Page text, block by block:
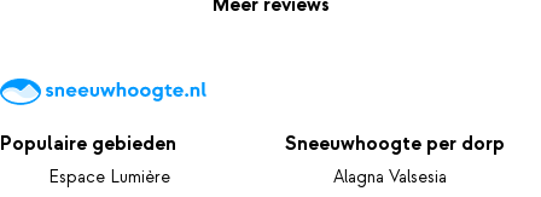
Populaire gebieden
Espace Lumière
Sneeuwhoogte per dorp
Alagna Valsesia